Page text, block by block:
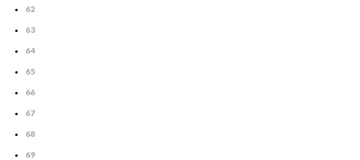
62
63
64
65
66
67
68
69